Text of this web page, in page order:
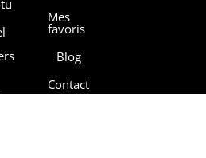
Mes
favoris
Blog
Contact